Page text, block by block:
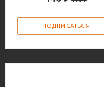
ПОДПИСАТЬСЯ